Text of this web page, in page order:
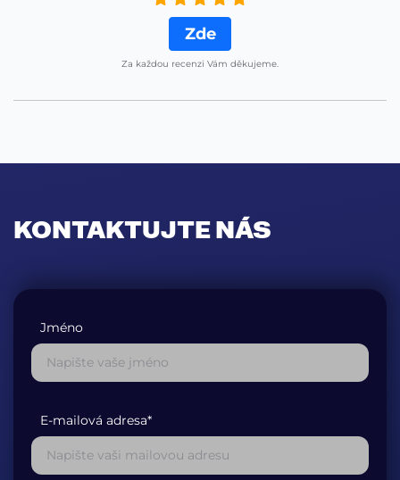
Zde
Za každou recenzi Vám děkujeme.
KONTAKTUJTE NÁS
Jméno
E-mailová adresa*